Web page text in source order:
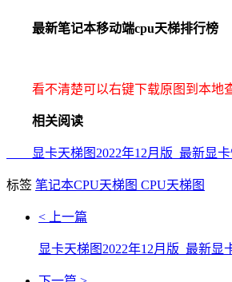
最新笔记本移动端cpu天梯排行榜
看不清楚可以右键下载原图到本地查
相关阅读
显卡天梯图2022年12月版_最新显卡
标签 笔记本CPU天梯图 CPU天梯图
< 上一篇
显卡天梯图2022年12月版_最新显